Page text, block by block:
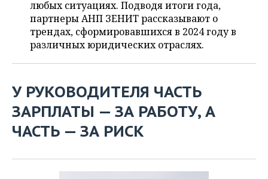
любых ситуациях. Подводя итоги года,
партнеры АНП ЗЕНИТ рассказывают о
трендах, сформировавшихся в 2024 году в
различных юридических отраслях.
У РУКОВОДИТЕЛЯ ЧАСТЬ
ЗАРПЛАТЫ — ЗА РАБОТУ, А
ЧАСТЬ — ЗА РИСК